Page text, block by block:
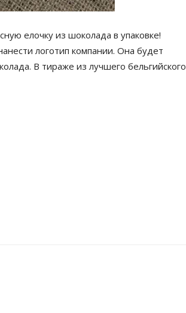
елочку из шоколада в упаковке!
логотип компании. Она будет
В тираже из лучшего бельгийского